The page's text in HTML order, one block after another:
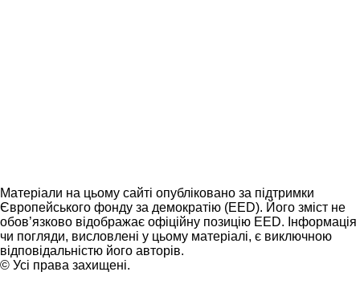
Матеріали на цьому сайті опубліковано за підтримки
Європейського фонду за демократію (EED). Його зміст не
обов’язково відображає офіційну позицію EED. Інформація
чи погляди, висловлені у цьому матеріалі, є виключною
відповідальністю його авторів.
© Усі права захищені.